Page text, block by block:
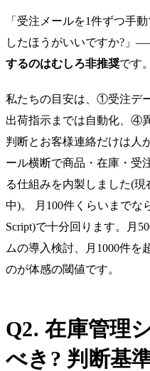
「受注メールを1件ずつ手
したほうがいいですか?」
するのはむしろ非推奨です。
私たちの目安は、①受注デ
出荷指示までは自動化、④
判断とお客様連絡だけは人
ール横断で商品・在庫・受
る仕組みを内製しました(
中)。 月100件くらいまでな
Script)で十分回ります。月
ムの導入検討、月1000件を
のが体感の閾値です。
Q2. 在庫管理
べき? 判断基